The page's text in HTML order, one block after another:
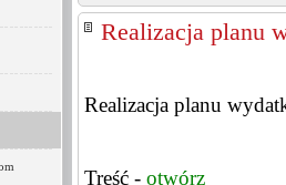
Realizacja planu
Realizacja planu
Treść - otwórz